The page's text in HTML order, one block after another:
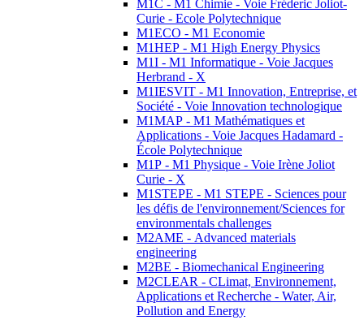
M1C - M1 Chimie - Voie Fréderic Joliot-
Curie - Ecole Polytechnique
M1ECO - M1 Economie
M1HEP - M1 High Energy Physics
M1I - M1 Informatique - Voie Jacques
Herbrand - X
M1IESVIT - M1 Innovation, Entreprise, et
Société - Voie Innovation technologique
M1MAP - M1 Mathématiques et
Applications - Voie Jacques Hadamard -
École Polytechnique
M1P - M1 Physique - Voie Irène Joliot
Curie - X
M1STEPE - M1 STEPE - Sciences pour
les défis de l'environnement/Sciences for
environmentals challenges
M2AME - Advanced materials
engineering
M2BE - Biomechanical Engineering
M2CLEAR - CLimat, Environnement,
Applications et Recherche - Water, Air,
Pollution and Energy